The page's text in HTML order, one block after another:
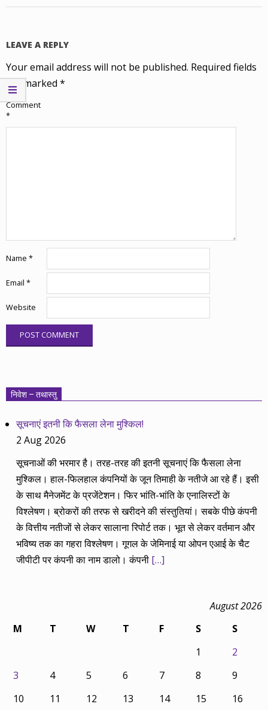
LEAVE A REPLY
Your email address will not be published. Required fields
are marked *
Comment
*
Name *
Email *
Website
निवेश – तथास्तु
सूचनाएं इतनी कि फैसला लेना मुश्किल!
2 Aug 2026
सूचनाओं की भरमार है। तरह-तरह की इतनी सूचनाएं कि फैसला लेना
मुश्किल। हाल-फिलहाल कंपनियों के जून तिमाही के नतीजे आ रहे हैं। इसी
के साथ मैनेजमेंट के प्रजेंटेशन। फिर भांति-भांति के एनालिस्टों के
विश्लेषण। ब्रोकरों की तरफ से खरीदने की संस्तुतियां। सबके पीछे कंपनी
के वित्तीय नतीजों से लेकर सालाना रिपोर्ट तक। भूत से लेकर वर्तमान और
भविष्य तक का गहरा विश्लेषण। गूगल के जेमिनाई या ओपन एआई के चैट
जीपीटी पर कंपनी का नाम डालो। कंपनी […]
August 2026
M
T W T F S
S
1
2
3
4 5 6 7 8
9
10
11 12 13 14 15 16